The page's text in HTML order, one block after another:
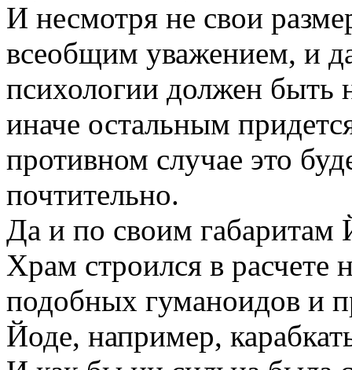
И несмотря не свои
всеобщим уважением, и
психологии должен быть
иначе остальным
противном случае это
почтительно.
Да и по своим габаритам
Храм строился в расчете
подобных гуманоидов и
Йоде, например,